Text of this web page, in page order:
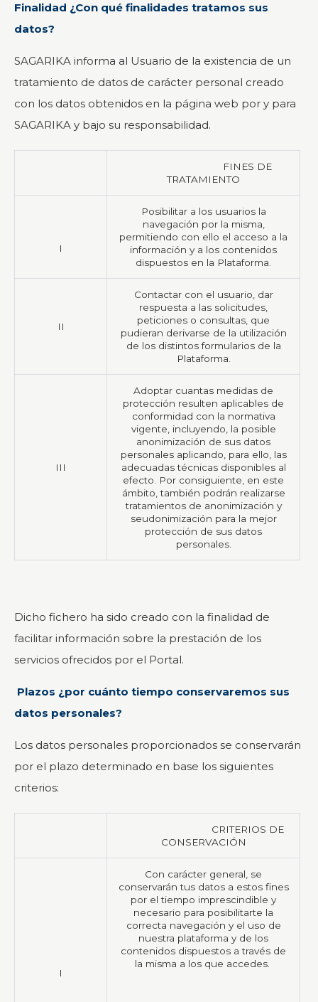
Finalidad ¿Con qué finalidades tratamos sus
datos?
SAGARIKA informa al Usuario de la existencia de un
tratamiento de datos de carácter personal creado
con los datos obtenidos en la página web por y para
SAGARIKA y bajo su responsabilidad.
FINES DE
TRATAMIENTO
I
Posibilitar a los usuarios la
navegación por la misma,
permitiendo con ello el acceso a la
información y a los contenidos
dispuestos en la Plataforma.
II
Contactar con el usuario, dar
respuesta a las solicitudes,
peticiones o consultas, que
pudieran derivarse de la utilización
de los distintos formularios de la
Plataforma.
III
Adoptar cuantas medidas de
protección resulten aplicables de
conformidad con la normativa
vigente, incluyendo, la posible
anonimización de sus datos
personales aplicando, para ello, las
adecuadas técnicas disponibles al
efecto. Por consiguiente, en este
ámbito, también podrán realizarse
tratamientos de anonimización y
seudonimización para la mejor
protección de sus datos
personales.
Dicho fichero ha sido creado con la finalidad de
facilitar información sobre la prestación de los
servicios ofrecidos por el Portal.
Plazos ¿por cuánto tiempo conservaremos sus
datos personales?
Los datos personales proporcionados se conservarán
por el plazo determinado en base los siguientes
criterios:
CRITERIOS DE
CONSERVACIÓN
I
Con carácter general, se
conservarán tus datos a estos fines
por el tiempo imprescindible y
necesario para posibilitarte la
correcta navegación y el uso de
nuestra plataforma y de los
contenidos dispuestos a través de
la misma a los que accedes.